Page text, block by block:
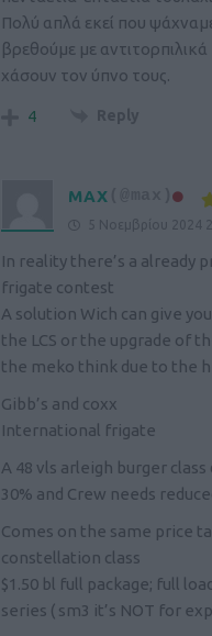
Πολύ απλά εκεί που
βρεθούμε με
χάσουν τον ύπνο τους.
4 Reply
MAX (@max)
5 Νοεμβρίου 2024
In reality there’s a already
frigate contest
A solution Wich can give
the LCS or the upgrade of
the meko think due to the
Gibb’s and coxx
International frigate
A 48 vls arleigh burger
30% and Crew needs
Comes on the same price
constellation class
$1.50 bl full package; full
series ( sm3 it’s NOT for